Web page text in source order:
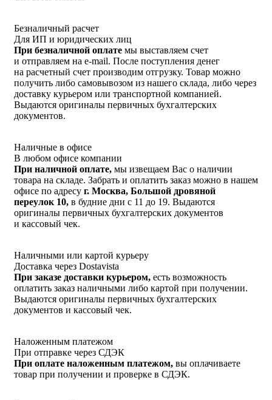
Безналичный расчет
Для ИП и юридических лиц
При безналичной оплате мы выставляем счет
и отправляем на e-mail. После поступления денег
на расчетный счет производим отгрузку. Товар можно
получить либо самовывозом из нашего склада, либо через
доставку курьером или транспортной компанией.
Выдаются оригиналы первичных бухгалтерских
документов.
Наличные в офисе
В любом офисе компании
При наличной оплате, мы извещаем Вас о наличии
товара на складе. Забрать и оплатить заказ можно в нашем
офисе по адресу г. Москва, Большой дровяной
переулок 10, в будние дни с 11 до 19. Выдаются
оригиналы первичных бухгалтерских документов
и кассовый чек.
Наличными или картой курьеру
Доставка через Dostavista
При заказе доставки курьером, есть возможность
оплатить заказ наличными либо картой при получении.
Выдаются оригиналы первичных бухгалтерских
документов и кассовый чек.
Наложенным платежом
При отправке через СДЭК
При оплате наложенным платежом, вы оплачиваете
товар при получении и проверке в СДЭК.